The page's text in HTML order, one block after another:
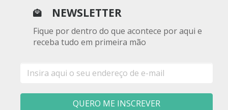
NEWSLETTER
Fique por dentro do que acontece por aqui e
receba tudo em primeira mão
mail
QUERO ME INSCREVER